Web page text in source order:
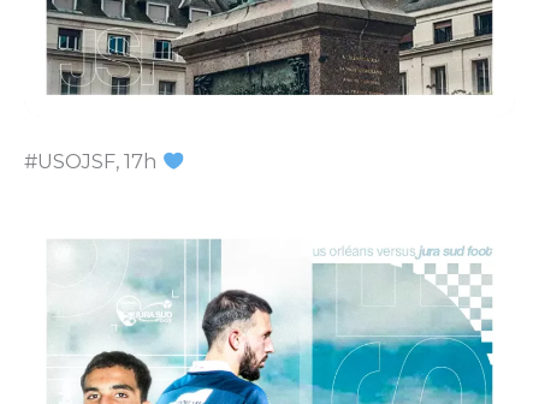
#USOJSF, 17h